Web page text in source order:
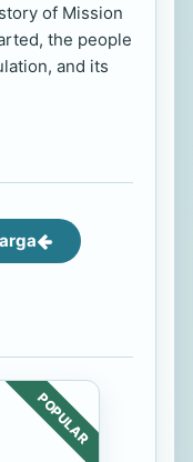
of Mission
the people
and its
POPULAR